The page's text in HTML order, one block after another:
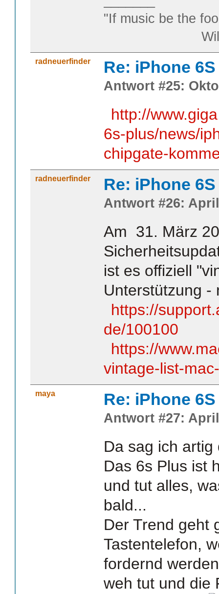
"If music be the
William
radneuerfinder Re: iPhone
Antwort #25:
http://
6s-plus/news/
chipgate-
radneuerfinder Re: iPhone
Antwort #26:
Am 31. März
ist es offiziell
Unterstützung -
https://
de/100100
https://
vintage-list-
maya Re: iPhone
Antwort #27:
Da sag ich artig
Das 6s Plus ist
und tut alles,
bald...
Der Trend geht
Tastentelefon,
fordernd
weh tut und die